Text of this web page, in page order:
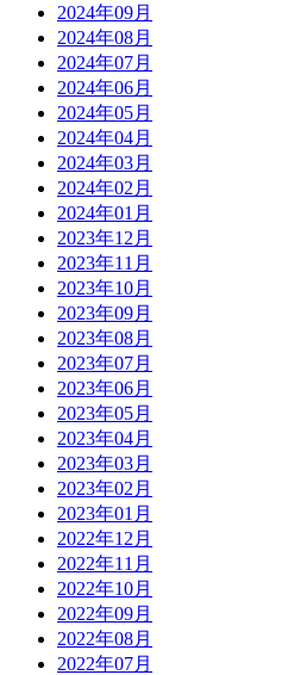
2024年09月
2024年08月
2024年07月
2024年06月
2024年05月
2024年04月
2024年03月
2024年02月
2024年01月
2023年12月
2023年11月
2023年10月
2023年09月
2023年08月
2023年07月
2023年06月
2023年05月
2023年04月
2023年03月
2023年02月
2023年01月
2022年12月
2022年11月
2022年10月
2022年09月
2022年08月
2022年07月